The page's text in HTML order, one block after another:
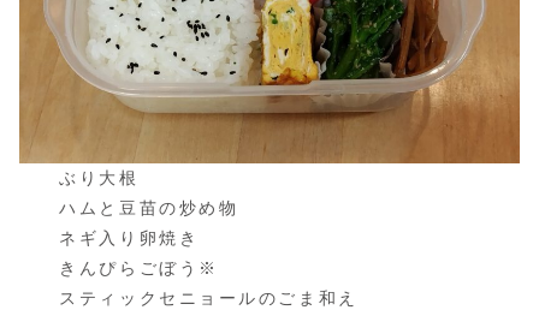
ぶり大根
ハムと豆苗の炒め物
ネギ入り卵焼き
きんぴらごぼう※
スティックセニョールのごま和え